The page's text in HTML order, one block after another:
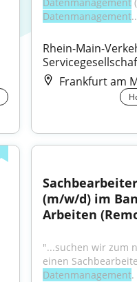
Datenmanagement
Rhein-Main-
Frankfurt am
Sachbearbeiter
(m/w/d) im
Arbeiten
"...suchen wir zum
Datenmanagement.